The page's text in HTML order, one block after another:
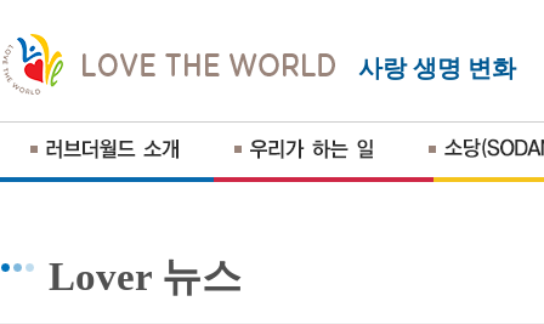
사랑 생명 변화
Lover 뉴스